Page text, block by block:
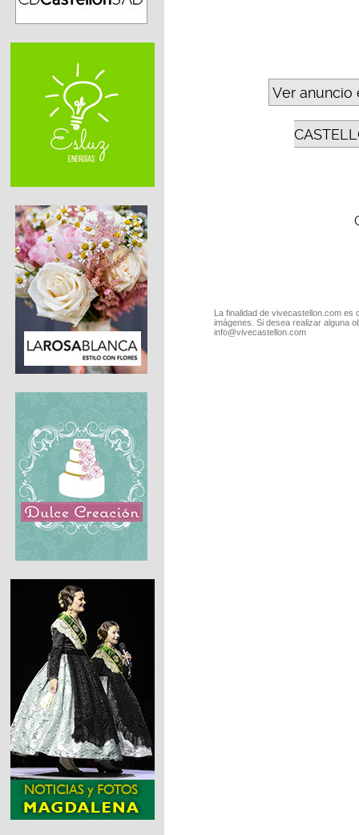
Ver anuncio
La finalidad de vivecastellon.com
imágenes. Si desea realizar alguna
info@vivecastellon.com